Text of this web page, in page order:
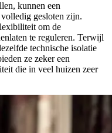
kunnen een
gesloten zijn.
om de
te reguleren. Terwijl
technische isolatie
ze zeker een
die in veel huizen zeer